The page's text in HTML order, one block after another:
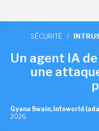
SÉCURITÉ /
Un agent IA
une
Gyana Swain, Infoworld
2026